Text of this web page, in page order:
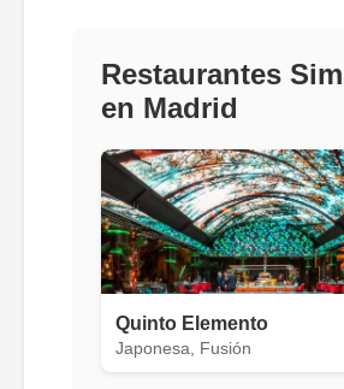
Restaurantes
en Madrid
Quinto Elemento
Japonesa, Fusión